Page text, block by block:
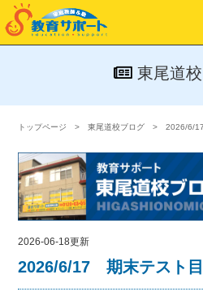
東尾道
トップページ 東尾道校ブログ 2026/6/
2026-06-18更新
2026/6/17 期末テスト目